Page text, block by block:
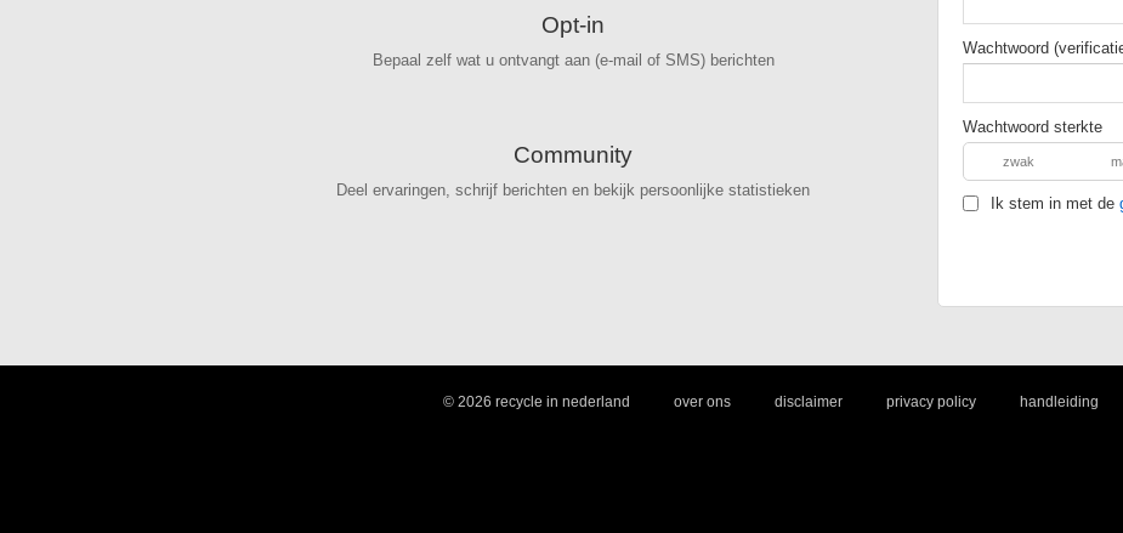
Opt-in
Bepaal zelf wat u ontvangt aan (e-mail of SMS) berichten
Community
Deel ervaringen, schrijf berichten en bekijk persoonlijke statistieken
Wachtwoord
Wachtwoord sterkte
zwak
Ik stem in met de
© 2026 recycle in nederland over ons disclaimer privacy policy handleiding